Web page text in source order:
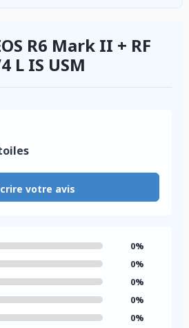
R6 Mark II + RF
L IS USM
votre avis
0%
0%
0%
0%
0%